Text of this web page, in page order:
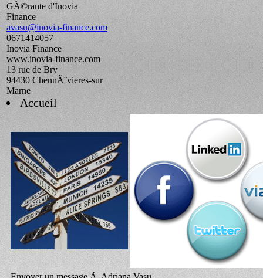
GÃ©rante d'Inovia
Finance
avasu@inovia-finance.com
0671414057
Inovia Finance
www.inovia-finance.com
13 rue de Bry
94430 ChennÃ¨vieres-sur
Marne
Accueil